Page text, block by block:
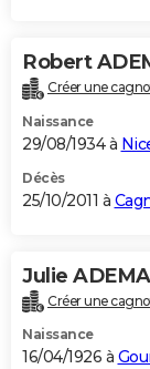
Robert
Créer une
Naissance
29/08/1934 à
Décès
25/10/2011 à
Julie
Créer une
Naissance
16/04/1926 à